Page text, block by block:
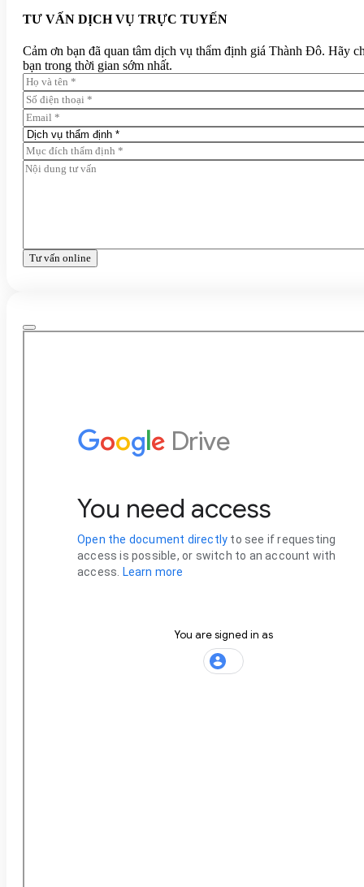
TƯ VẤN DỊCH VỤ TRỰC TUYẾN
Cảm ơn bạn đã quan tâm dịch vụ thẩm định giá Thành Đô. Hãy
bạn trong thời gian sớm nhất.
Tư vấn online